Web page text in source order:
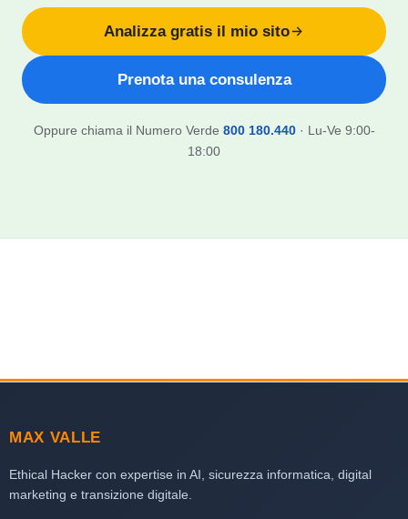
Analizza gratis il mio sito
Prenota una consulenza
Oppure chiama il Numero Verde 800 180.440· Lu-Ve 9:00-
18:00
MAX VALLE
Ethical Hacker con expertise in AI, sicurezza informatica, digital
marketing e transizione digitale.